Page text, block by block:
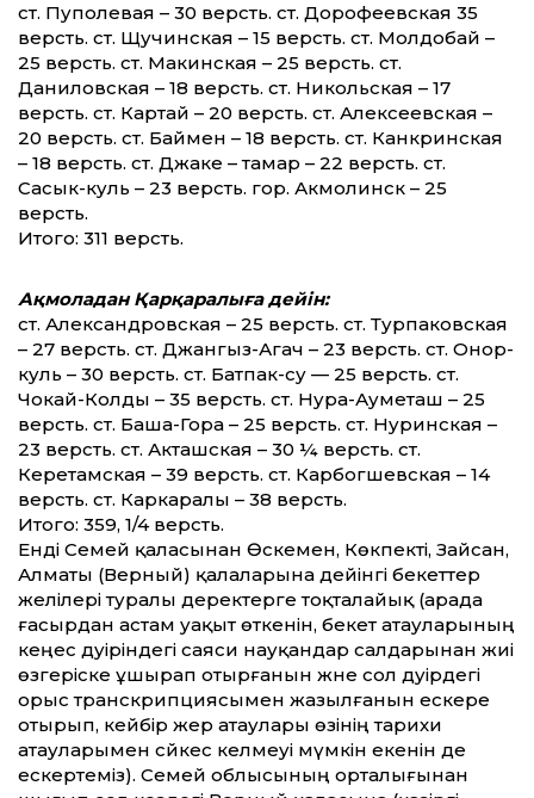
ст. Пуполевая – 30 версть. ст. Дорофеевская 35
версть. ст. Щучинская – 15 версть. ст. Молдобай –
25 версть. ст. Макинская – 25 версть. ст.
Даниловская – 18 версть. ст. Никольская – 17
версть. ст. Картай – 20 версть. ст. Алексеевская –
20 версть. ст. Баймен – 18 версть. ст. Канкринская
– 18 версть. ст. Джаке – тамар – 22 версть. ст.
Сасык-куль – 23 версть. гор. Акмолинск – 25
версть.
Итого: 311 версть.
Ақмоладан Қарқаралыға де­йін:
ст. Александровская – 25 версть. ст. Турпаковская
– 27 версть. ст. Джангыз-Агач – 23 версть. ст. Онор-
куль – 30 версть. ст. Батпак-су — 25 версть. ст.
Чокай-Колды – 35 версть. ст. Нура-Ауметаш – 25
версть. ст. Баша-Гора – 25 версть. ст. Нуринская –
23 версть. ст. Акташская – 30 ¼ версть. ст.
Керетамская – 39 версть. ст. Карбогшевская – 14
версть. ст. Каркаралы – 38 версть.
Итого: 359, 1/4 версть.
Енді Семей қаласынан Өскемен, Көкпекті, Зайсан,
Алматы (Верный) қалаларына де­йінгі бекет­тер
желілері туралы деректерге тоқталайық (арада
ғасырдан астам уақыт өткенін, бекет атауларының
кеңес дәуіріндегі саяси науқандар салдарынан жиі
өзгеріске ұшырап отырғанын және сол дәуірдегі
орыс транскрип­циясымен жазылғанын ескере
отырып, кейбір жер атаулары өзінің тарихи
атауларымен сәйкес келмеуі мүмкін екенін де
ескертеміз). Семей облысының орталығынан